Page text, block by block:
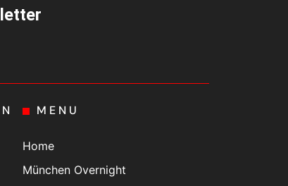
MENU
Home
München Overnight